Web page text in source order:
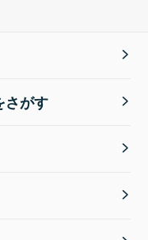
さがす